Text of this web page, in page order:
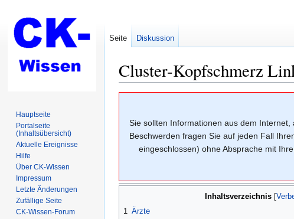
Cluster-Kopfschmerz
springen
springen
Sie sollten Informationen aus dem
Beschwerden fragen Sie auf jeden Fall
eingeschlossen) ohne Absprache mit
Inhaltsverzeichnis
1 Ärzte
Seite Diskussion
Hauptseite
Portalseite
(Inhaltsübersicht)
Aktuelle Ereignisse
Hilfe
Über CK-Wissen
Impressum
Letzte Änderungen
Zufällige Seite
CK-Wissen-Forum